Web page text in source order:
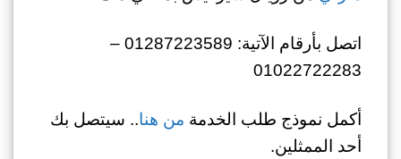
اتصل بأرقام الآتية: 01287223589 –
01022722283
أكمل نموذج طلب الخدمة من هنا.. سيتصل بك
أحد الممثلين.